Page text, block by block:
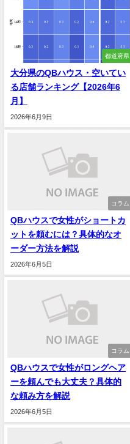
都道府県
大分県のQBハウス・空いてい
る店舗ランキング【2026年6
月】
2026年6月9日
コラム
QBハウスで女性がショートカ
ットを頼むには？具体的なオ
ーダー方法を解説
2026年6月5日
コラム
QBハウスで女性がロングヘア
ーを頼んでも大丈夫？具体的
な頼み方を解説
2026年6月5日